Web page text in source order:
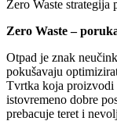
Zero Waste strategija
Zero Waste –
Otpad je znak
pokušavaju
Tvrtka koja proizvodi
istovremeno dobre
prebacuje teret i